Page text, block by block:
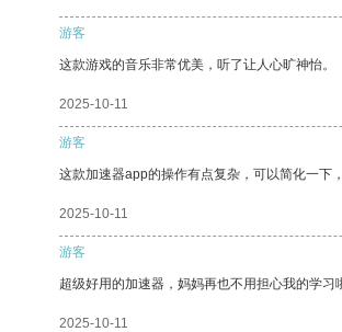
游客
这款游戏的音乐非常优美，听了让人心旷神怡。
2025-10-11
游客
这款加速器app的操作有点复杂，可以简化一下
2025-10-11
游客
超级好用的加速器，妈妈再也不用担心我的学习
2025-10-11